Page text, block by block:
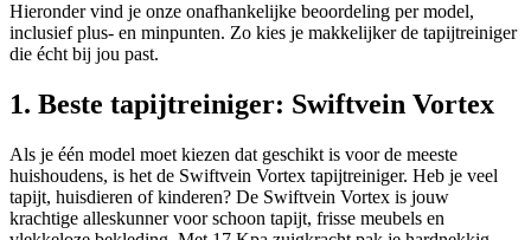
Hieronder vind je onze onafhankelijke beoordeling per model,
inclusief plus- en minpunten. Zo kies je makkelijker de tapijtreiniger
die écht bij jou past.
1. Beste tapijtreiniger: Swiftvein Vortex
Als je één model moet kiezen dat geschikt is voor de meeste
huishoudens, is het de Swiftvein Vortex tapijtreiniger. Heb je veel
tapijt, huisdieren of kinderen? De Swiftvein Vortex is jouw
krachtige alleskunner voor schoon tapijt, frisse meubels en